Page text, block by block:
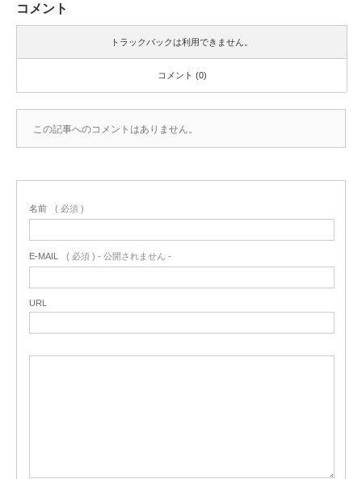
コメント
トラックバックは利用できません。
コメント (0)
この記事へのコメントはありません。
名前 ( 必須 )
E-MAIL ( 必須 ) - 公開されません -
URL